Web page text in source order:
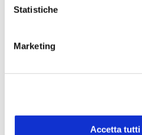
Statistiche
Marketing
Accetta tutti